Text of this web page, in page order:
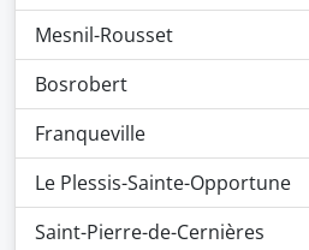
Mesnil-Rousset
Bosrobert
Franqueville
Le Plessis-Sainte-Opportune
Saint-Pierre-de-Cernières